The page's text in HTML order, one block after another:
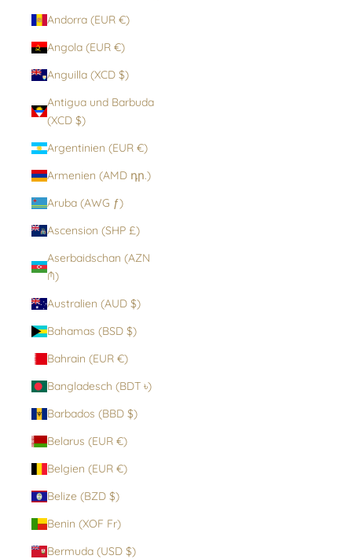
Andorra (EUR €)
Angola (EUR €)
Anguilla (XCD $)
Antigua und Barbuda
(XCD $)
Argentinien (EUR €)
Armenien (AMD դր.)
Aruba (AWG ƒ)
Ascension (SHP £)
Aserbaidschan (AZN
₼)
Australien (AUD $)
Bahamas (BSD $)
Bahrain (EUR €)
Bangladesch (BDT ৳)
Barbados (BBD $)
Belarus (EUR €)
Belgien (EUR €)
Belize (BZD $)
Benin (XOF Fr)
Bermuda (USD $)